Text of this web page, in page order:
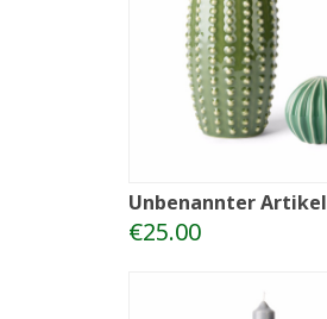
Unbenannter Artikel
€25.00